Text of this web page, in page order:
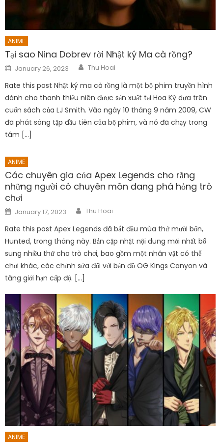
ANIME
Tại sao Nina Dobrev rời Nhật ký Ma cà rồng?
Posted
on
January 26, 2023 Author
Thu Hoai
Rate this post Nhật ký ma cà rồng là một bộ phim truyền hình
dành cho thanh thiếu niên được sản xuất tại Hoa Kỳ dựa trên
cuốn sách của LJ Smith. Vào ngày 10 tháng 9 năm 2009, CW
đã phát sóng tập đầu tiên của bộ phim, và nó đã chạy trong
tám […]
ANIME
Các chuyên gia của Apex Legends cho rằng
những người có chuyên môn đang phá hỏng trò
chơi
Posted
on
January 17, 2023 Author
Thu Hoai
Rate this post Apex Legends đã bắt đầu mùa thứ mười bốn,
Hunted, trong tháng này. Bản cập nhật nội dung mới nhất bổ
sung nhiều thứ cho trò chơi, bao gồm một nhân vật có thể
chơi khác, các chỉnh sửa đối với bản đồ OG Kings Canyon và
tăng giới hạn cấp độ. […]
ANIME